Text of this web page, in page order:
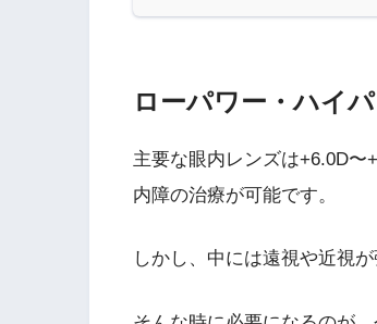
ローパワー・ハイ
主要な眼内レンズは+6.0D〜
内障の治療が可能です。
しかし、中には遠視や近視